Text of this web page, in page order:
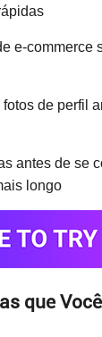
e-commerce
de perfil
antes de se
longo
que